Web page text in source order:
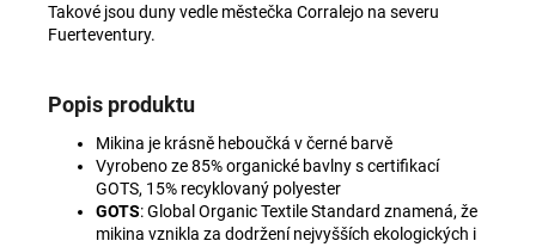
Takové jsou duny vedle městečka Corralejo na severu
Fuerteventury.
Popis produktu
Mikina je krásně heboučká v černé barvě
Vyrobeno ze 85% organické bavlny s certifikací
GOTS, 15% recyklovaný polyester
GOTS: Global Organic Textile Standard znamená, že
mikina vznikla za dodržení nejvyšších ekologických i